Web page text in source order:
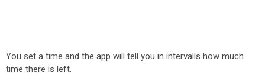
You set a time and the app will tell you in intervalls how much
time there is left.